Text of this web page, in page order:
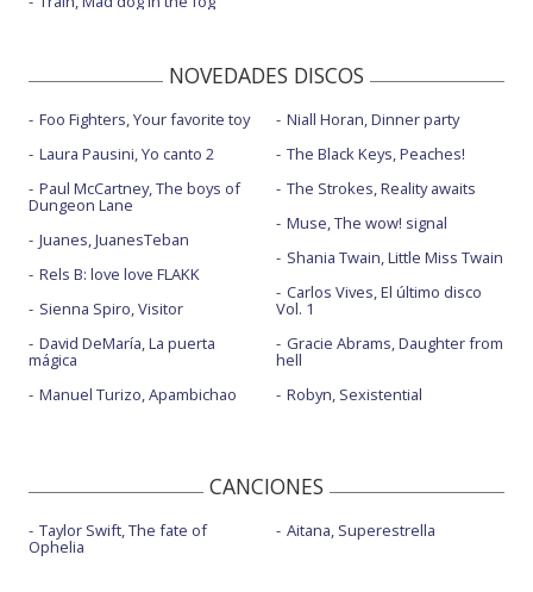
NOVEDADES DISCOS
Foo Fighters, Your favorite toy
Laura Pausini, Yo canto 2
Paul McCartney, The boys of
Dungeon Lane
Juanes, JuanesTeban
Rels B: love love FLAKK
Sienna Spiro, Visitor
David DeMaría, La puerta
mágica
Manuel Turizo, Apambichao
Niall Horan, Dinner party
The Black Keys, Peaches!
The Strokes, Reality awaits
Muse, The wow! signal
Shania Twain, Little Miss Twain
Carlos Vives, El último disco
Vol. 1
Gracie Abrams, Daughter from
hell
Robyn, Sexistential
CANCIONES
Taylor Swift, The fate of
Ophelia
Aitana, Superestrella